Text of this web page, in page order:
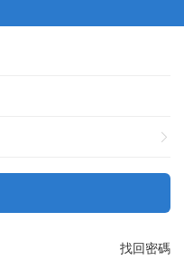
找回密碼